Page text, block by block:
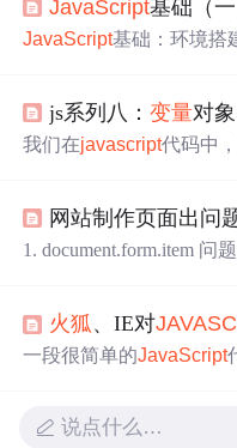
d").value; if(p==""){
rn ; ...
JavaScript基础（
JavaScript基础：环境搭
js系列八：变量对象
我们在javascript代码中
文中所有函数声明（通
文中的所有 变量 声明 （
网站制作页面出问
1. document.form.item 问
象问题 (1)现有问题： 现
火狐、IE对
一段很简单的JavaScript
="text"说点什么…